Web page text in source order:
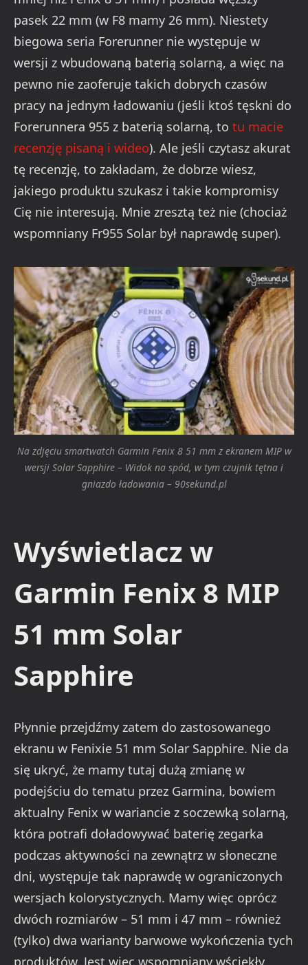
pasek 22 mm (w F8 mamy 26 mm). Niestety
biegowa seria Forerunner nie występuje w
wersji z wbudowaną baterią solarną, a więc na
pewno nie zaoferuje takich dobrych czasów
pracy na jednym ładowaniu (jeśli ktoś tęskni do
Forerunnera 955 z baterią solarną, to tu macie
recenzję pisaną i wideo). Ale jeśli czytasz akurat
tę recenzję, to zakładam, że dobrze wiesz,
jakiego produktu szukasz i takie kompromisy
Cię nie interesują. Mnie zresztą też nie (chociaż
wspomniany Fr955 Solar był naprawdę super).
Na zdjęciu smartwatch Garmin Fenix 8 51 mm z ekranem MIP w
wersji Solar Sapphire – Widok na spód, w tym czujnik tętna i
gniazdo ładowania – 90sekund.pl
Wyświetlacz w
Garmin Fenix 8 MIP
51 mm Solar
Sapphire
Płynnie przejdźmy zatem do zastosowanego
ekranu w Fenixie 51 mm Solar Sapphire. Nie da
się ukryć, że mamy tutaj dużą zmianę w
podejściu do tematu przez Garmina, bowiem
aktualny Fenix w wariancie z soczewką solarną,
która potrafi doładowywać baterię zegarka
podczas aktywności na zewnątrz w słoneczne
dni, występuje tak naprawdę w ograniczonych
wersjach kolorystycznych. Mamy więc oprócz
dwóch rozmiarów – 51 mm i 47 mm – również
(tylko) dwa warianty barwowe wykończenia tych
produktów. Jest więc wspomniany wściekły